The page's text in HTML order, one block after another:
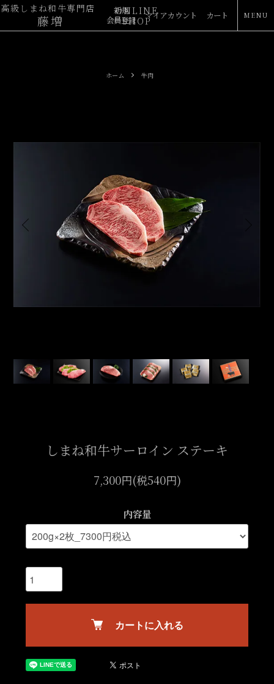
高級しまね和牛専門店
藤増
ONLINE
SHOP
新規
会員登録
マイアカウント カート
ホーム 牛肉
しまね和牛サーロイン ステーキ
7,300円(税540円)
内容量
カートに入れる